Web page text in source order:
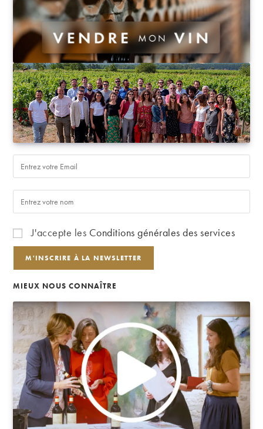
J'accepte les Conditions générales des services
MIEUX NOUS CONNAÎTRE